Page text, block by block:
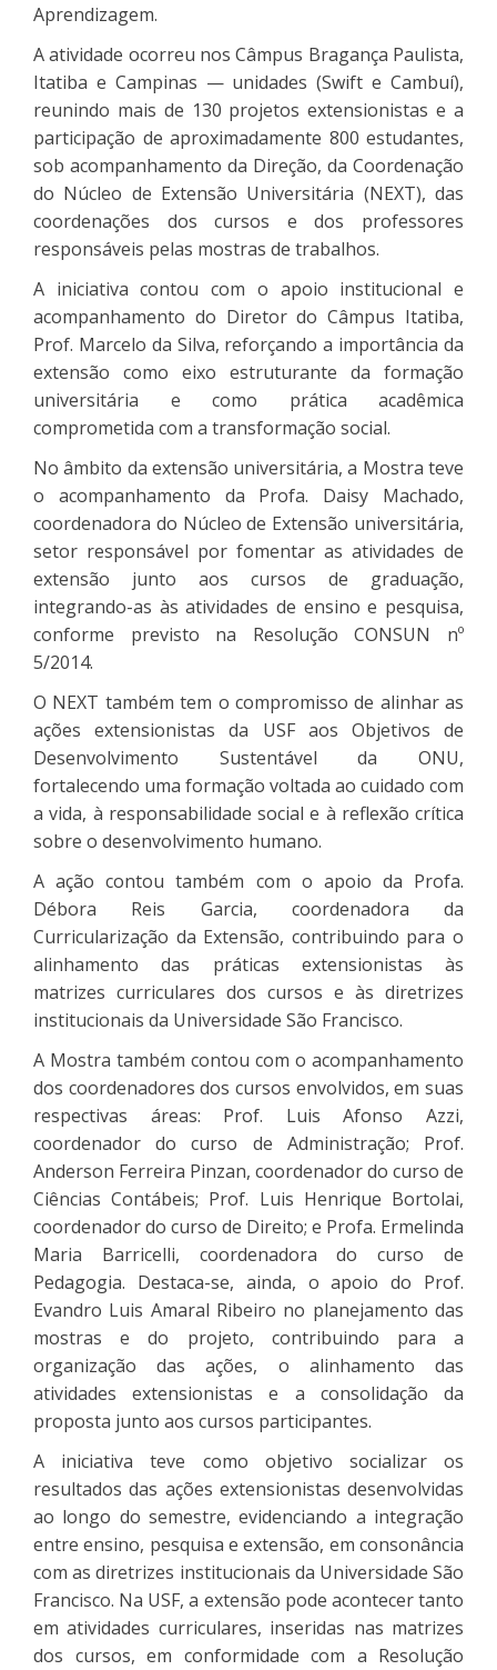
Aprendizagem.
A atividade ocorreu nos Câmpus Bragança Paulista,
Itatiba e Campinas — unidades (Swift e Cambuí),
reunindo mais de 130 projetos extensionistas e a
participação de aproximadamente 800 estudantes,
sob acompanhamento da Direção, da Coordenação
do Núcleo de Extensão Universitária (NEXT), das
coordenações dos cursos e dos professores
responsáveis pelas mostras de trabalhos.
A iniciativa contou com o apoio institucional e
acompanhamento do Diretor do Câmpus Itatiba,
Prof. Marcelo da Silva, reforçando a importância da
extensão como eixo estruturante da formação
universitária e como prática acadêmica
comprometida com a transformação social.
No âmbito da extensão universitária, a Mostra teve
o acompanhamento da Profa. Daisy Machado,
coordenadora do Núcleo de Extensão universitária,
setor responsável por fomentar as atividades de
extensão junto aos cursos de graduação,
integrando-as às atividades de ensino e pesquisa,
conforme previsto na Resolução CONSUN nº
5/2014.
O NEXT também tem o compromisso de alinhar as
ações extensionistas da USF aos Objetivos de
Desenvolvimento Sustentável da ONU,
fortalecendo uma formação voltada ao cuidado com
a vida, à responsabilidade social e à reflexão crítica
sobre o desenvolvimento humano.
A ação contou também com o apoio da Profa.
Débora Reis Garcia, coordenadora da
Curricularização da Extensão, contribuindo para o
alinhamento das práticas extensionistas às
matrizes curriculares dos cursos e às diretrizes
institucionais da Universidade São Francisco.
A Mostra também contou com o acompanhamento
dos coordenadores dos cursos envolvidos, em suas
respectivas áreas: Prof. Luis Afonso Azzi,
coordenador do curso de Administração; Prof.
Anderson Ferreira Pinzan, coordenador do curso de
Ciências Contábeis; Prof. Luis Henrique Bortolai,
coordenador do curso de Direito; e Profa. Ermelinda
Maria Barricelli, coordenadora do curso de
Pedagogia. Destaca-se, ainda, o apoio do Prof.
Evandro Luis Amaral Ribeiro no planejamento das
mostras e do projeto, contribuindo para a
organização das ações, o alinhamento das
atividades extensionistas e a consolidação da
proposta junto aos cursos participantes.
A iniciativa teve como objetivo socializar os
resultados das ações extensionistas desenvolvidas
ao longo do semestre, evidenciando a integração
entre ensino, pesquisa e extensão, em consonância
com as diretrizes institucionais da Universidade São
Francisco. Na USF, a extensão pode acontecer tanto
em atividades curriculares, inseridas nas matrizes
dos cursos, em conformidade com a Resolução